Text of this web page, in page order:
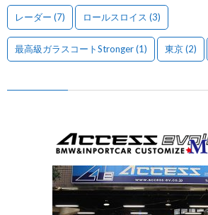
レーダー (7) ロールスロイス (3)
最高級ガラスコートStronger(1) 東京(2)